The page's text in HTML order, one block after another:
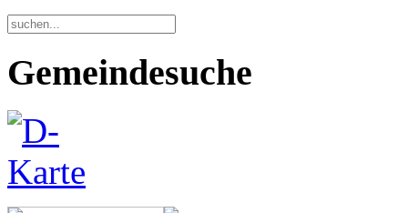
Gemeindesuche